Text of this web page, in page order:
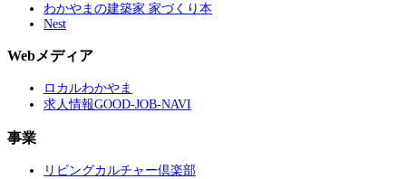
わかやまの建築家 家づくり本
Nest
Webメディア
ロカルわかやま
求人情報GOOD-JOB-NAVI
事業
リビングカルチャー倶楽部